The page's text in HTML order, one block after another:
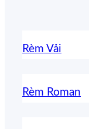
Rèm Vải
Rèm Roman